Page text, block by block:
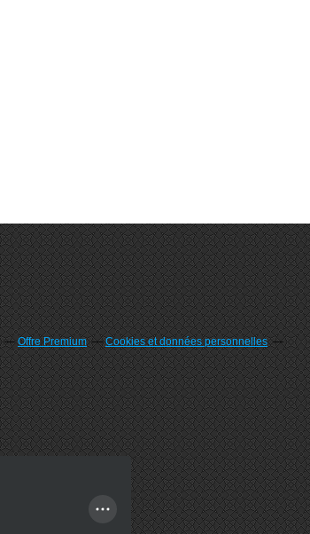
Offre Premium
Cookies et données personnelles